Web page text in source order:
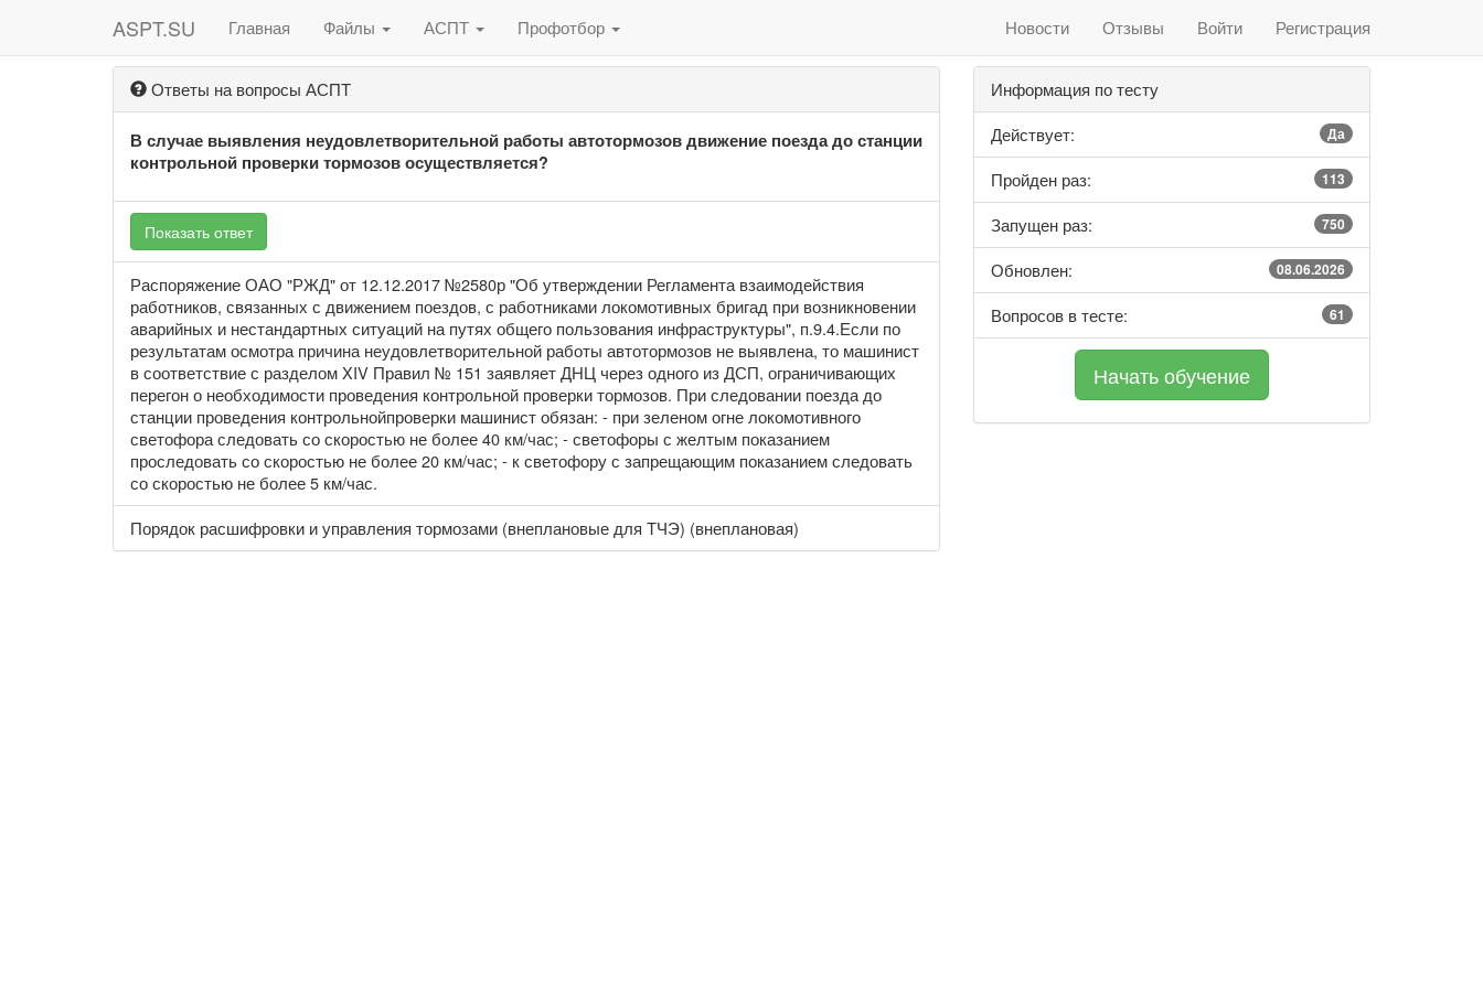
ASPT.SU Главная Файлы АСПТ Профотбор Новости Отзывы Войти Регистрация
Ответы на вопросы АСПТ
В случае выявления неудовлетворительной работы автотормозов движение поезда до станции
контрольной проверки тормозов осуществляется?
Показать ответ
Распоряжение ОАО "РЖД" от 12.12.2017 №2580р "Об утверждении Регламента взаимодействия
работников, связанных с движением поездов, с работниками локомотивных бригад при возникновении
аварийных и нестандартных ситуаций на путях общего пользования инфраструктуры", п.9.4.Если по
результатам осмотра причина неудовлетворительной работы автотормозов не выявлена, то машинист
в соответствие с разделом XIV Правил № 151 заявляет ДНЦ через одного из ДСП, ограничивающих
перегон о необходимости проведения контрольной проверки тормозов. При следовании поезда до
станции проведения контрольнойпроверки машинист обязан: - при зеленом огне локомотивного
светофора следовать со скоростью не более 40 км/час; - светофоры с желтым показанием
проследовать со скоростью не более 20 км/час; - к светофору с запрещающим показанием следовать
со скоростью не более 5 км/час.
Порядок расшифровки и управления тормозами (внеплановые для ТЧЭ) (внеплановая)
Информация по тесту
Действует:
Да
Пройден раз: 113
Запущен раз: 750
Обновлен: 08.06.2026
Вопросов в тесте: 61